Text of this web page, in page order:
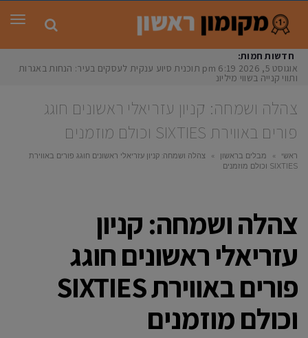
חדשות חמות:
אוגוסט 5, 2026
6:19 pm תוכנית סיוע ענקית לעסקים בעיר: הנחות באגרות
ותווי קנייה בשווי מיליונים ה
צהלה ושמחה: קניון עזריאלי ראשונים חוגג
פורים באווירת SIXTIES וכולם מוזמנים
ראשי » מבלים בראשון »
צהלה ושמחה: קניון עזריאלי ראשונים חוגג פורים באווירת
SIXTIES וכולם מוזמנים
צהלה ושמחה: קניון
עזריאלי ראשונים חוגג
פורים באווירת SIXTIES
וכולם מוזמנים